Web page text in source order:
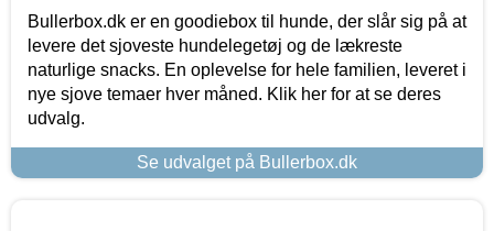
Bullerbox.dk er en goodiebox til hunde, der slår sig på at
levere det sjoveste hundelegetøj og de lækreste
naturlige snacks. En oplevelse for hele familien, leveret i
nye sjove temaer hver måned. Klik her for at se deres
udvalg.
Se udvalget på Bullerbox.dk